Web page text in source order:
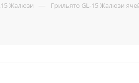
Жалюзи — Грильято GL-15 Жалюзи